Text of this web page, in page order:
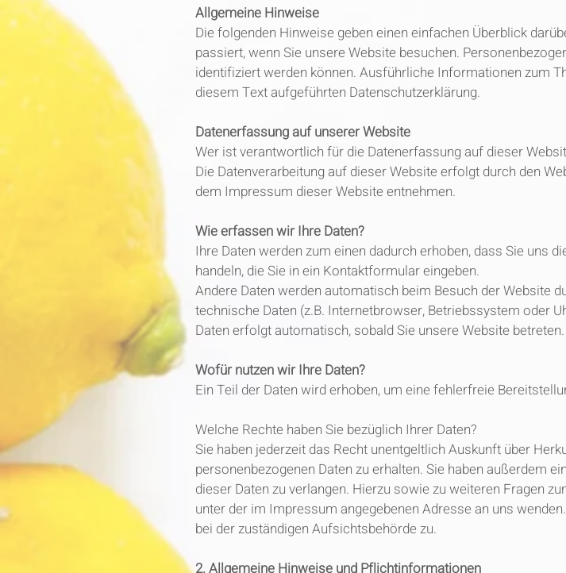
Allgemeine Hinweise
Die folgenden Hinweise geben einen einfachen Überblick
passiert, wenn Sie unsere Website besuchen.
identifiziert werden können. Ausführliche Informationen zum
diesem Text aufgeführten Datenschutzerklärung.
Datenerfassung auf unserer Website
Wer ist verantwortlich für die Datenerfassung auf dieser
Die Datenverarbeitung auf dieser Website erfolgt durch den
dem Impressum dieser Website entnehmen.
Wie erfassen wir Ihre Daten?
Ihre Daten werden zum einen dadurch erhoben, dass Sie uns
handeln, die Sie in ein Kontaktformular eingeben.
Andere Daten werden automatisch beim Besuch der Website
technische Daten (z.B. Internetbrowser, Betriebssystem oder
Daten erfolgt automatisch, sobald Sie unsere Website betreten.
Wofür nutzen wir Ihre Daten?
Ein Teil der Daten wird erhoben, um eine fehlerfreie
Welche Rechte haben Sie bezüglich Ihrer Daten?
Sie haben jederzeit das Recht unentgeltlich Auskunft über
personenbezogenen Daten zu erhalten. Sie haben außerdem
dieser Daten zu verlangen. Hierzu sowie zu weiteren Fragen
unter der im Impressum angegebenen Adresse an uns
bei der zuständigen Aufsichtsbehörde zu.
2. Allgemeine Hinweise und Pflichtinformationen